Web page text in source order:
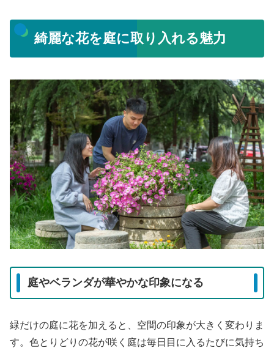
綺麗な花を庭に取り入れる魅力
庭やベランダが華やかな印象になる
緑だけの庭に花を加えると、空間の印象が大きく変わりま
す。色とりどりの花が咲く庭は毎日目に入るたびに気持ち